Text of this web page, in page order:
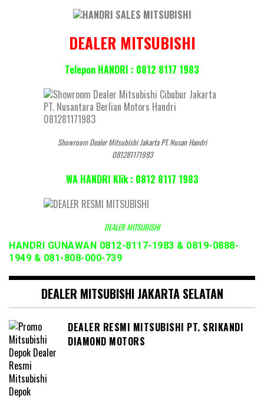
DEALER MITSUBISHI
Telepon HANDRI : 0812 8117 1983
Showroom Dealer Mitsubishi Jakarta PT. Nusan Handri
081281171983
WA HANDRI Klik : 0812 8117 1983
DEALER MITSUBISHI
HANDRI GUNAWAN 0812-8117-1983 & 0819-0888-
1949 & 081-808-000-739
DEALER MITSUBISHI JAKARTA SELATAN
DEALER RESMI MITSUBISHI PT. SRIKANDI
DIAMOND MOTORS